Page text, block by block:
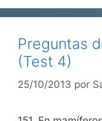
Preguntas
(Test 4)
25/10/2013 por